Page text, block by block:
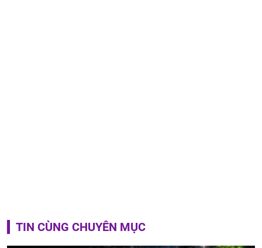
TIN CÙNG CHUYÊN MỤC